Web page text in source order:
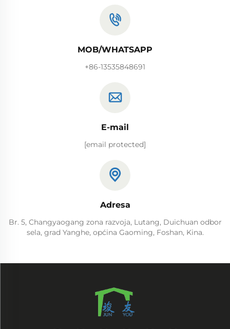
MOB/WHATSAPP
+86-13535848691
E-mail
[email protected]
Adresa
Br. 5, Changyaogang zona razvoja, Lutang, Duichuan odbor
sela, grad Yanghe, općina Gaoming, Foshan, Kina.